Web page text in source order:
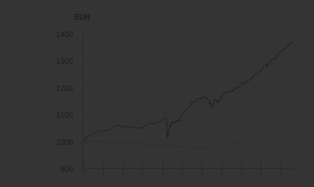
EUR
1300
1400